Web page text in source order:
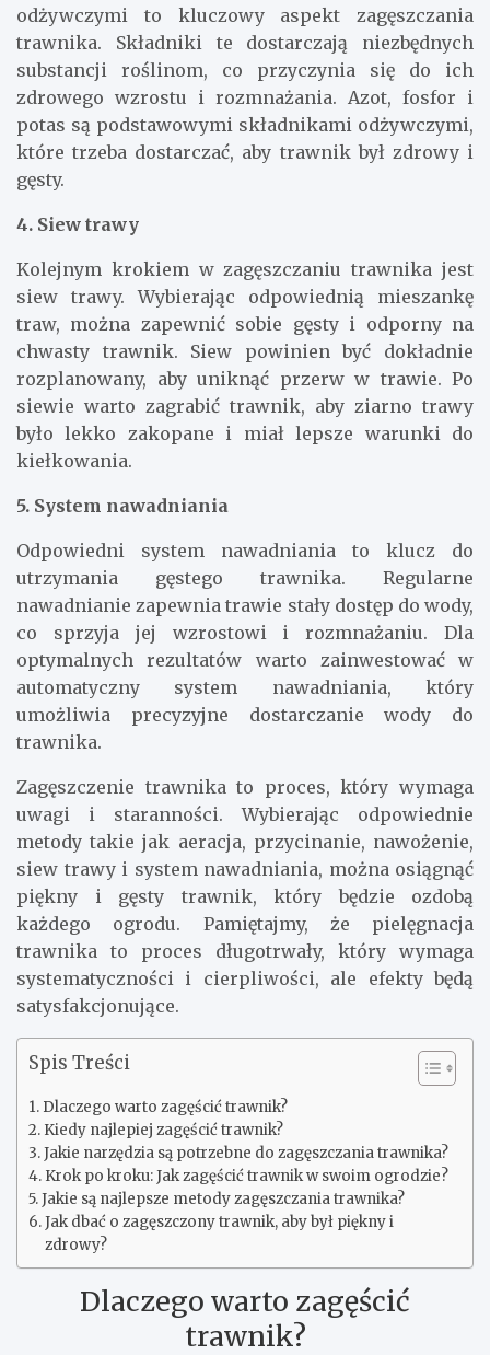
odżywczymi to kluczowy aspekt zagęszczania
trawnika. Składniki te dostarczają niezbędnych
substancji roślinom, co przyczynia się do ich
zdrowego wzrostu i rozmnażania. Azot, fosfor i
potas są podstawowymi składnikami odżywczymi,
które trzeba dostarczać, aby trawnik był zdrowy i
gęsty.
4. Siew trawy
Kolejnym krokiem w zagęszczaniu trawnika jest
siew trawy. Wybierając odpowiednią mieszankę
traw, można zapewnić sobie gęsty i odporny na
chwasty trawnik. Siew powinien być dokładnie
rozplanowany, aby uniknąć przerw w trawie. Po
siewie warto zagrabić trawnik, aby ziarno trawy
było lekko zakopane i miał lepsze warunki do
kiełkowania.
5. System nawadniania
Odpowiedni system nawadniania to klucz do
utrzymania gęstego trawnika. Regularne
nawadnianie zapewnia trawie stały dostęp do wody,
co sprzyja jej wzrostowi i rozmnażaniu. Dla
optymalnych rezultatów warto zainwestować w
automatyczny system nawadniania, który
umożliwia precyzyjne dostarczanie wody do
trawnika.
Zagęszczenie trawnika to proces, który wymaga
uwagi i staranności. Wybierając odpowiednie
metody takie jak aeracja, przycinanie, nawożenie,
siew trawy i system nawadniania, można osiągnąć
piękny i gęsty trawnik, który będzie ozdobą
każdego ogrodu. Pamiętajmy, że pielęgnacja
trawnika to proces długotrwały, który wymaga
systematyczności i cierpliwości, ale efekty będą
satysfakcjonujące.
Spis Treści
Dlaczego warto zagęścić trawnik?
Kiedy najlepiej zagęścić trawnik?
Jakie narzędzia są potrzebne do zagęszczania trawnika?
Krok po kroku: Jak zagęścić trawnik w swoim ogrodzie?
Jakie są najlepsze metody zagęszczania trawnika?
Jak dbać o zagęszczony trawnik, aby był piękny i
zdrowy?
Dlaczego warto zagęścić
trawnik?